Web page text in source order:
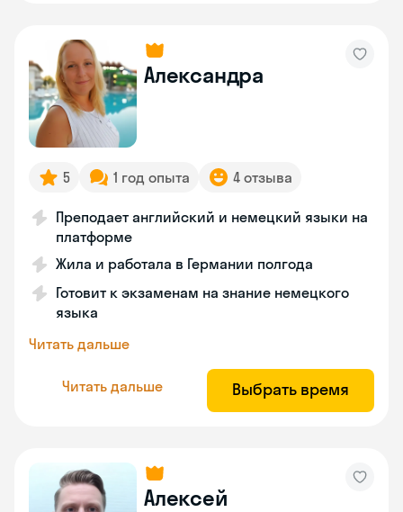
Александра
5 1 год опыта 4 отзыва
Преподает английский и немецкий языки на
платформе
Жила и работала в Германии полгода
Готовит к экзаменам на знание немецкого
языка
Читать дальше
Читать дальше Выбрать время
Алексей